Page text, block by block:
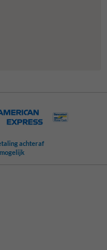
achteraf